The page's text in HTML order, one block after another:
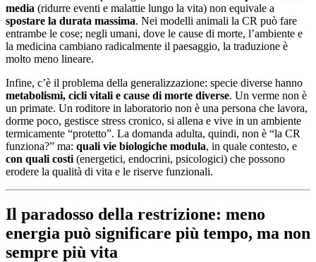
media (ridurre eventi e malattie lungo la vita) non equivale a
spostare la durata massima. Nei modelli animali la CR può fare
entrambe le cose; negli umani, dove le cause di morte, l’ambiente e
la medicina cambiano radicalmente il paesaggio, la traduzione è
molto meno lineare.
Infine, c’è il problema della generalizzazione: specie diverse hanno
metabolismi, cicli vitali e cause di morte diverse. Un verme non è
un primate. Un roditore in laboratorio non è una persona che lavora,
dorme poco, gestisce stress cronico, si allena e vive in un ambiente
termicamente “protetto”. La domanda adulta, quindi, non è “la CR
funziona?” ma: quali vie biologiche modula, in quale contesto, e
con quali costi (energetici, endocrini, psicologici) che possono
erodere la qualità di vita e le riserve funzionali.
Il paradosso della restrizione: meno
energia può significare più tempo, ma non
sempre più vita